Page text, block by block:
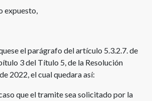
expuesto,
el parágrafo del artículo 5.3.2.7. de
3 del Título 5, de la Resolución
2022, el cual quedara así:
que el tramite sea solicitado por la